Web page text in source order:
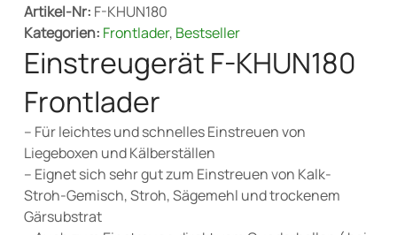
Artikel-Nr: F-KHUN180
Kategorien: Frontlader, Bestseller
Einstreugerät F-KHUN180
Frontlader
– Für leichtes und schnelles Einstreuen von
Liegeboxen und Kälberställen
– Eignet sich sehr gut zum Einstreuen von Kalk-
Stroh-Gemisch, Stroh, Sägemehl und trockenem
Gärsubstrat